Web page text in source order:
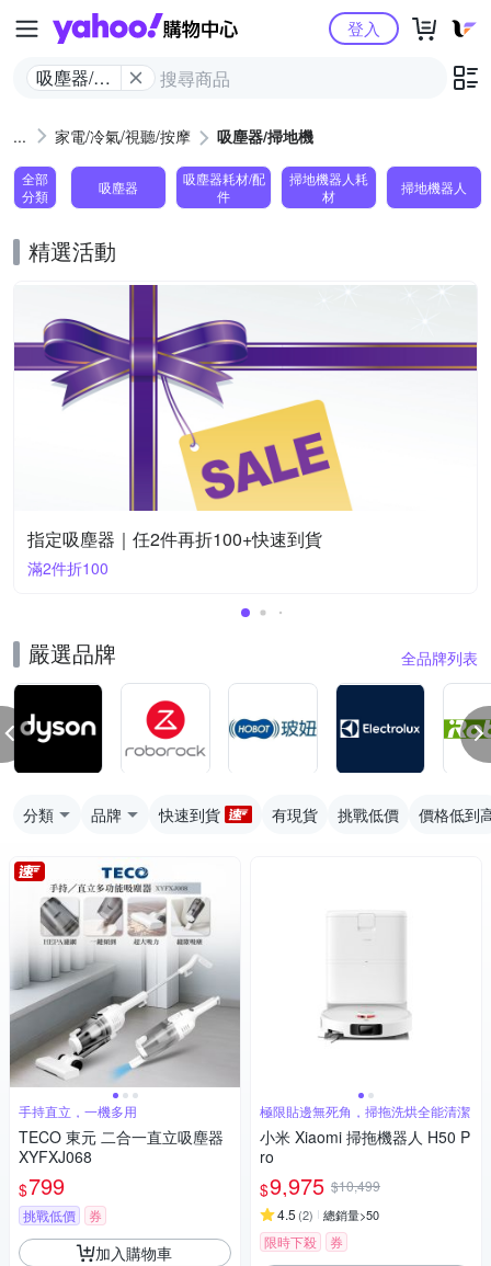
Yahoo購物中心
吸塵器/掃
登入
家電/冷氣/視聽/按摩 吸塵器/掃地機
全部
分類
吸塵器
吸塵器耗材/配
件
掃地機器人耗
材
掃地機器人
精選活動
指定吸塵器｜任2件再折100+快速到貨
滿2件折100
嚴選品牌 全品牌列表
分類 品牌 快速到貨 有現貨 挑戰低價 價格低到
手持直立，一機多用
TECO 東元 二合一直立吸塵器
XYFXJ068
$799
挑戰低價 券
加入購物車
極限貼邊無死角，掃拖洗烘全能清潔
小米 Xiaomi 掃拖機器人 H50 P
ro
$9,975 $10,499
4.5 (2) 總銷量>50
限時下殺 券